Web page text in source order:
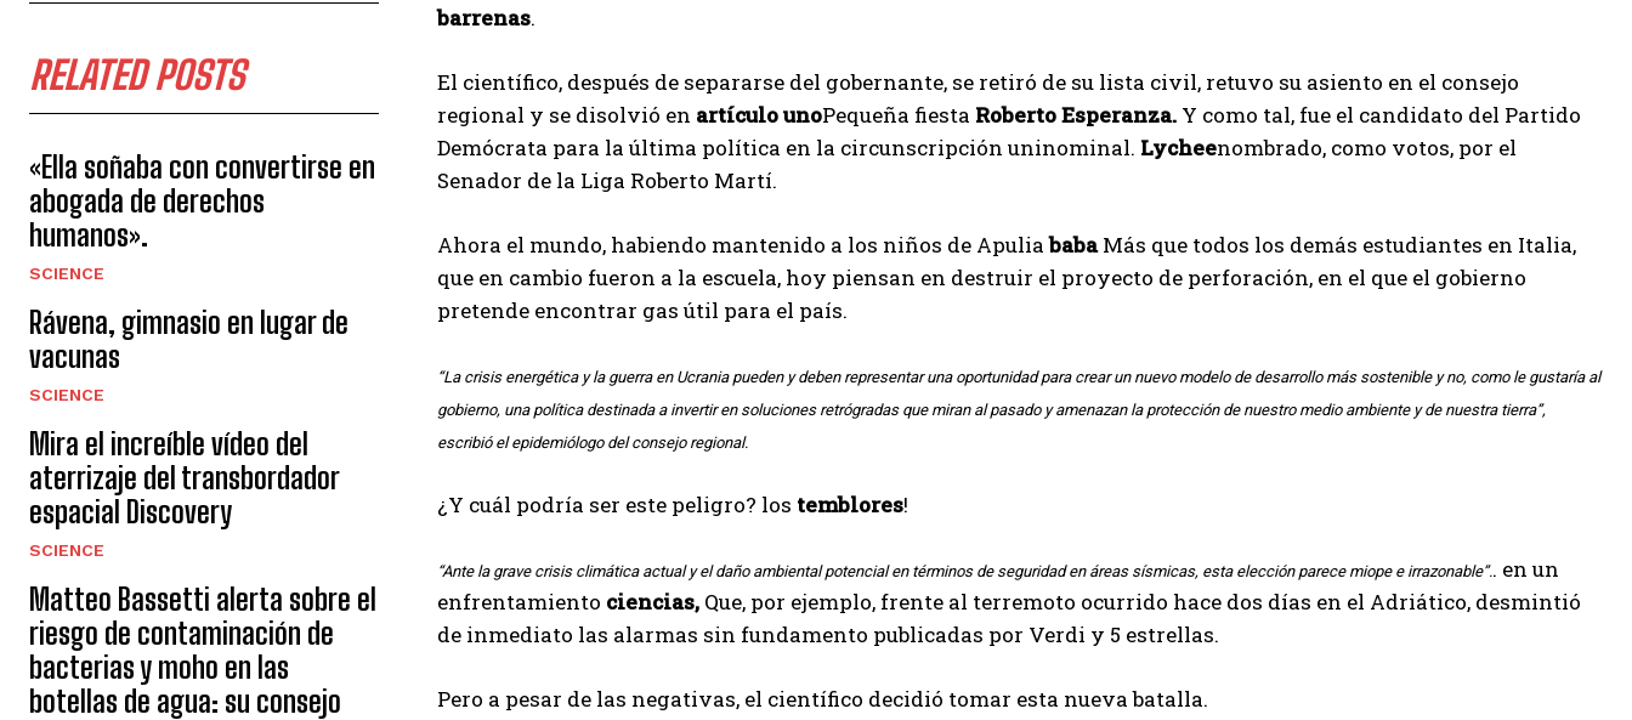
I WANT IN
I've read and accept the Privacy Policy
RELATED POSTS
«Ella soñaba con convertirse en
abogada de derechos
humanos».
SCIENCE
Rávena, gimnasio en lugar de
vacunas
SCIENCE
Mira el increíble vídeo del
aterrizaje del transbordador
espacial Discovery
SCIENCE
Matteo Bassetti alerta sobre el
riesgo de contaminación de
bacterias y moho en las
botellas de agua: su consejo
barrenas.
El científico, después de separarse del gobernante, se retiró de su lista civil, retuvo su asiento en el consejo
regional y se disolvió en artículo unoPequeña fiesta Roberto Esperanza. Y como tal, fue el candidato del Partido
Demócrata para la última política en la circunscripción uninominal. Lycheenombrado, como votos, por el
Senador de la Liga Roberto Martí.
Ahora el mundo, habiendo mantenido a los niños de ApuliababaMás que todos los demás estudiantes en Italia,
que en cambio fueron a la escuela, hoy piensan en destruir el proyecto de perforación, en el que el gobierno
pretende encontrar gas útil para el país.
“La crisis energética y la guerra en Ucrania pueden y deben representar una oportunidad para crear un nuevo modelo de desarrollo más sostenible y no, como le gustaría al
gobierno, una política destinada a invertir en soluciones retrógradas que miran al pasado y amenazan la protección de nuestro medio ambiente y de nuestra tierra”,
escribió el epidemiólogo del consejo regional.
¿Y cuál podría ser este peligro? los temblores!
“Ante la grave crisis climática actual y el daño ambiental potencial en términos de seguridad en áreas sísmicas, esta elección parece miope e irrazonable”.. en un
enfrentamiento ciencias, Que, por ejemplo, frente al terremoto ocurrido hace dos días en el Adriático, desmintió
de inmediato las alarmas sin fundamento publicadas por Verdi y 5 estrellas.
Pero a pesar de las negativas, el científico decidió tomar esta nueva batalla.